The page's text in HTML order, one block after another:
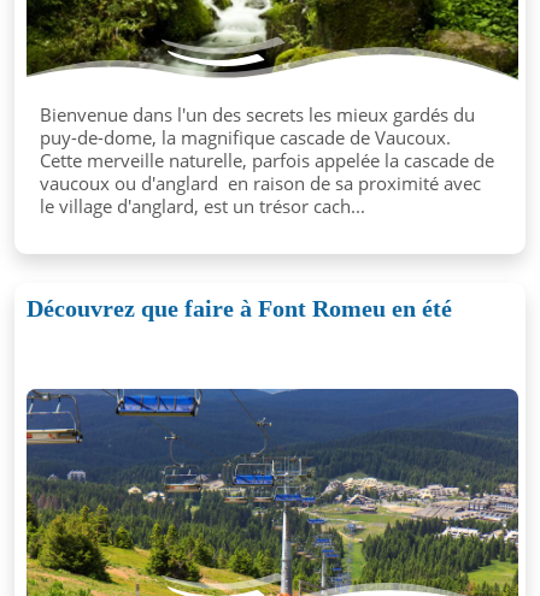
Bienvenue dans l'un des secrets les mieux gardés du
puy-de-dome, la magnifique cascade de Vaucoux.
Cette merveille naturelle, parfois appelée la cascade de
vaucoux ou d'anglard en raison de sa proximité avec
le village d'anglard, est un trésor cach...
Découvrez que faire à Font Romeu en été